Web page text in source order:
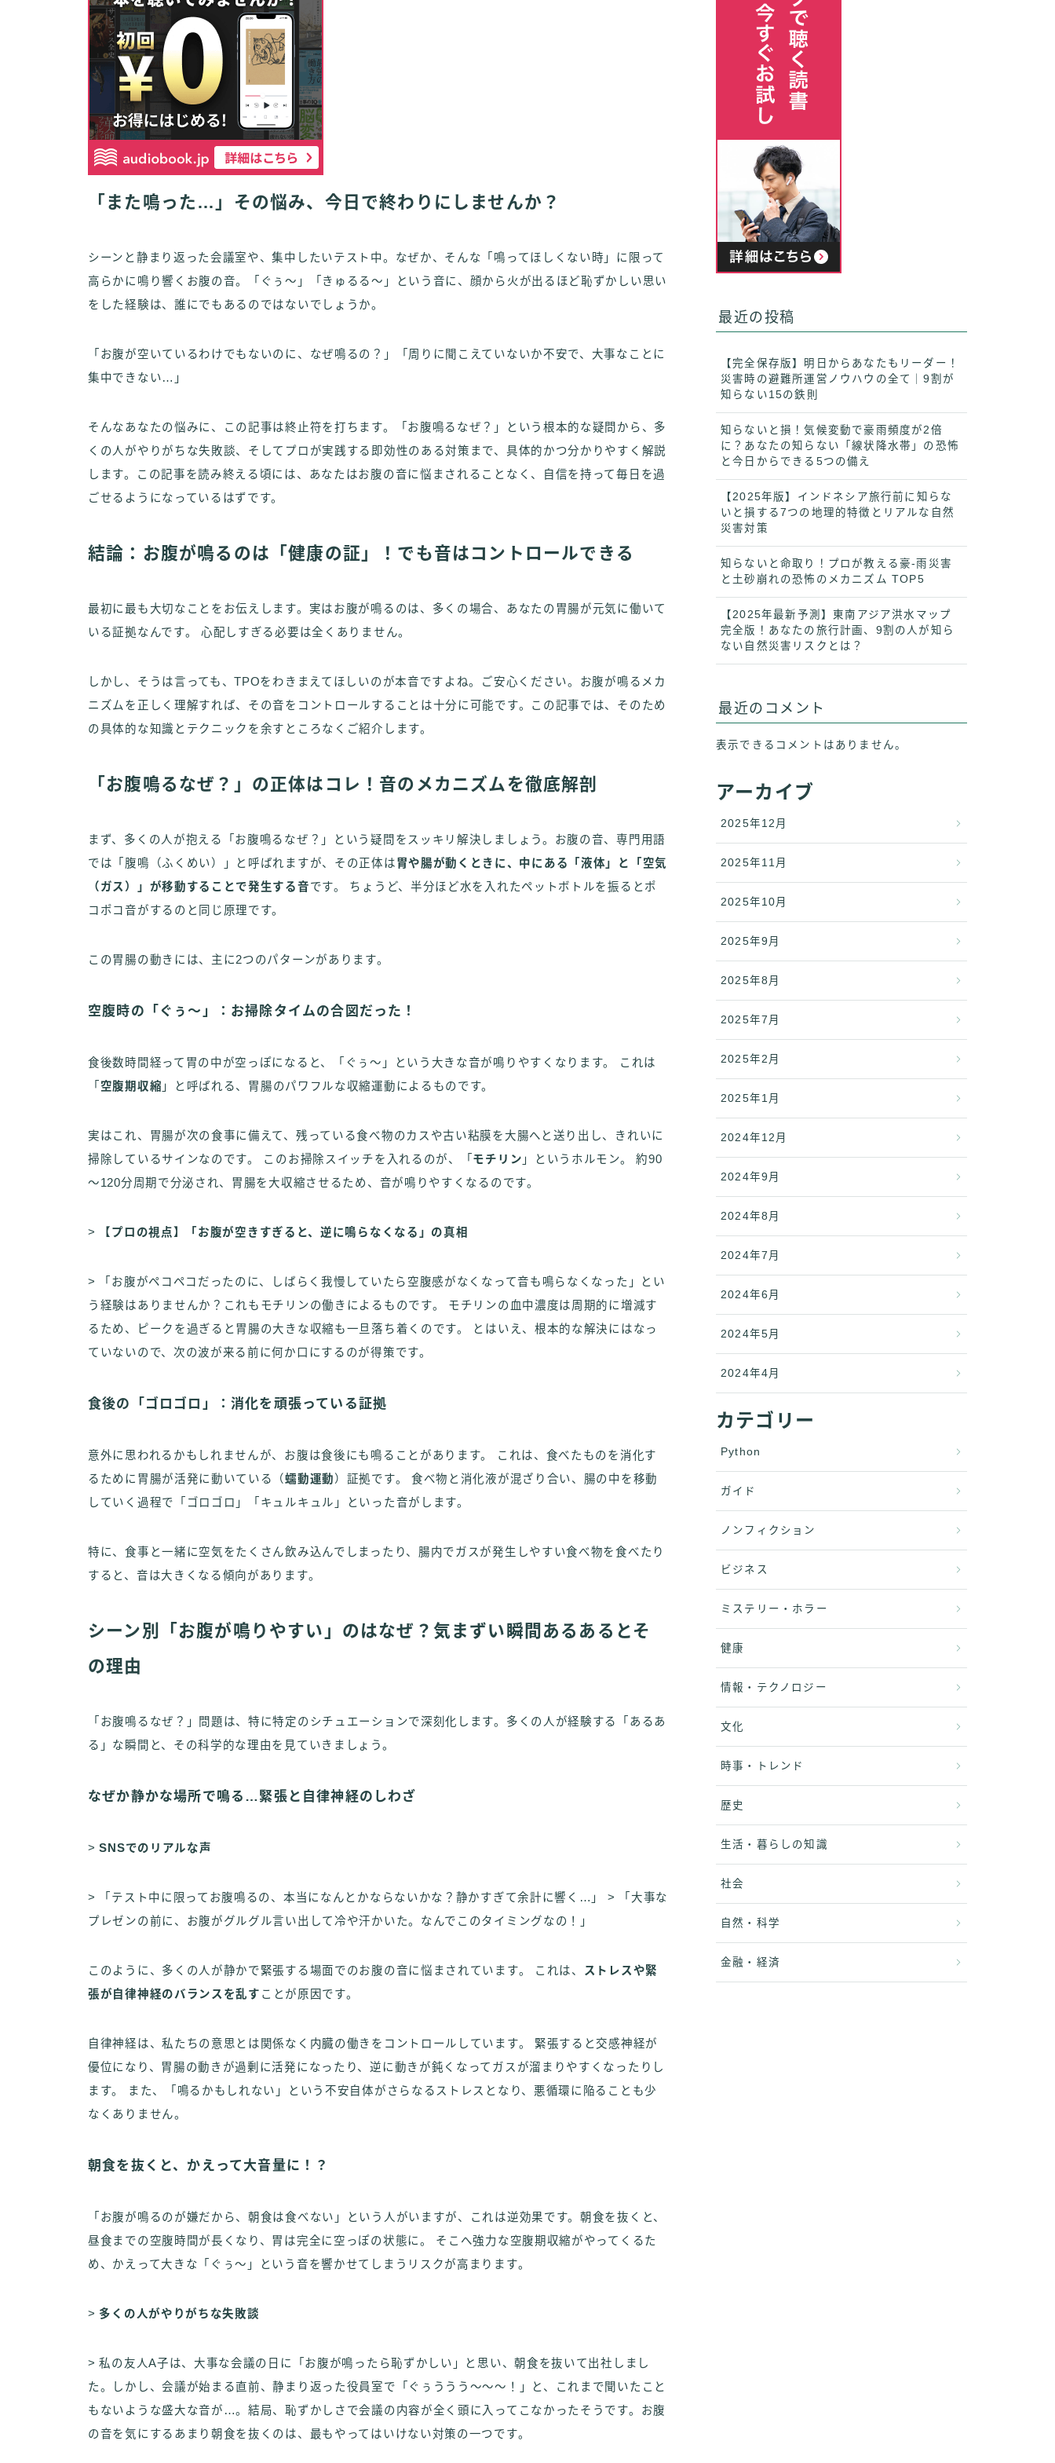
「また鳴った…」その悩み、今日で終わりにしませんか？
シーンと静まり返った会議室や、集中したいテスト中。なぜか、そんな「鳴ってほしくない時」に限って
高らかに鳴り響くお腹の音。「ぐぅ～」「きゅるる～」という音に、顔から火が出るほど恥ずかしい思い
をした経験は、誰にでもあるのではないでしょうか。
「お腹が空いているわけでもないのに、なぜ鳴るの？」「周りに聞こえていないか不安で、大事なことに
集中できない…」
そんなあなたの悩みに、この記事は終止符を打ちます。「お腹鳴るなぜ？」という根本的な疑問から、多
くの人がやりがちな失敗談、そしてプロが実践する即効性のある対策まで、具体的かつ分かりやすく解説
します。この記事を読み終える頃には、あなたはお腹の音に悩まされることなく、自信を持って毎日を過
ごせるようになっているはずです。
結論：お腹が鳴るのは「健康の証」！でも音はコントロールできる
最初に最も大切なことをお伝えします。実はお腹が鳴るのは、多くの場合、あなたの胃腸が元気に働いて
いる証拠なんです。 心配しすぎる必要は全くありません。
しかし、そうは言っても、TPOをわきまえてほしいのが本音ですよね。ご安心ください。お腹が鳴るメカ
ニズムを正しく理解すれば、その音をコントロールすることは十分に可能です。この記事では、そのため
の具体的な知識とテクニックを余すところなくご紹介します。
「お腹鳴るなぜ？」の正体はコレ！音のメカニズムを徹底解剖
まず、多くの人が抱える「お腹鳴るなぜ？」という疑問をスッキリ解決しましょう。お腹の音、専門用語
では「腹鳴（ふくめい）」と呼ばれますが、その正体は胃や腸が動くときに、中にある「液体」と「空気
（ガス）」が移動することで発生する音です。 ちょうど、半分ほど水を入れたペットボトルを振るとポ
コポコ音がするのと同じ原理です。
この胃腸の動きには、主に2つのパターンがあります。
空腹時の「ぐぅ～」：お掃除タイムの合図だった！
食後数時間経って胃の中が空っぽになると、「ぐぅ～」という大きな音が鳴りやすくなります。 これは
「 空腹期収縮 」と呼ばれる、胃腸のパワフルな収縮運動によるものです。
実はこれ、胃腸が次の食事に備えて、残っている食べ物のカスや古い粘膜を大腸へと送り出し、きれいに
掃除しているサインなのです。 このお掃除スイッチを入れるのが、「 モチリン 」というホルモン。 約90
～120分周期で分泌され、胃腸を大収縮させるため、音が鳴りやすくなるのです。
> 【プロの視点】「お腹が空きすぎると、逆に鳴らなくなる」の真相
> 「お腹がペコペコだったのに、しばらく我慢していたら空腹感がなくなって音も鳴らなくなった」とい
う経験はありませんか？これもモチリンの働きによるものです。 モチリンの血中濃度は周期的に増減す
るため、ピークを過ぎると胃腸の大きな収縮も一旦落ち着くのです。 とはいえ、根本的な解決にはなっ
ていないので、次の波が来る前に何か口にするのが得策です。
食後の「ゴロゴロ」：消化を頑張っている証拠
意外に思われるかもしれませんが、お腹は食後にも鳴ることがあります。 これは、食べたものを消化す
るために胃腸が活発に動いている（蠕動運動 ）証拠です。 食べ物と消化液が混ざり合い、腸の中を移動
していく過程で「ゴロゴロ」「キュルキュル」といった音がします。
特に、食事と一緒に空気をたくさん飲み込んでしまったり、腸内でガスが発生しやすい食べ物を食べたり
すると、音は大きくなる傾向があります。
シーン別「お腹が鳴りやすい」のはなぜ？気まずい瞬間あるあるとそ
の理由
「お腹鳴るなぜ？」問題は、特に特定のシチュエーションで深刻化します。多くの人が経験する「あるあ
る」な瞬間と、その科学的な理由を見ていきましょう。
なぜか静かな場所で鳴る…緊張と自律神経のしわざ
>SNSでのリアルな声
> 「テスト中に限ってお腹鳴るの、本当になんとかならないかな？静かすぎて余計に響く…」 > 「大事な
プレゼンの前に、お腹がグルグル言い出して冷や汗かいた。なんでこのタイミングなの！」
このように、多くの人が静かで緊張する場面でのお腹の音に悩まされています。 これは、
ストレスや緊
張が自律神経のバランスを乱す ことが原因です。
自律神経は、私たちの意思とは関係なく内臓の働きをコントロールしています。 緊張すると交感神経が
優位になり、胃腸の動きが過剰に活発になったり、逆に動きが鈍くなってガスが溜まりやすくなったりし
ます。 また、「鳴るかもしれない」という不安自体がさらなるストレスとなり、悪循環に陥ることも少
なくありません。
朝食を抜くと、かえって大音量に！？
「お腹が鳴るのが嫌だから、朝食は食べない」という人がいますが、これは逆効果です。朝食を抜くと、
昼食までの空腹時間が長くなり、胃は完全に空っぽの状態に。 そこへ強力な空腹期収縮がやってくるた
め、かえって大きな「ぐぅ～」という音を響かせてしまうリスクが高まります。
> 多くの人がやりがちな失敗談
> 私の友人A子は、大事な会議の日に「お腹が鳴ったら恥ずかしい」と思い、朝食を抜いて出社しまし
た。しかし、会議が始まる直前、静まり返った役員室で「ぐぅううう～～～！」と、これまで聞いたこと
もないような盛大な音が…。結局、恥ずかしさで会議の内容が全く頭に入ってこなかったそうです。お腹
の音を気にするあまり朝食を抜くのは、最もやってはいけない対策の一つです。
最近の投稿
【完全保存版】明日からあなたもリーダー！
災害時の避難所運営ノウハウの全て｜9割が
知らない15の鉄則
知らないと損！気候変動で豪雨頻度が2倍
に？あなたの知らない「線状降水帯」の恐怖
と今日からできる5つの備え
【2025年版】インドネシア旅行前に知らな
いと損する7つの地理的特徴とリアルな自然
災害対策
知らないと命取り！プロが教える豪-雨災害
と土砂崩れの恐怖のメカニズム TOP5
【2025年最新予測】東南アジア洪水マップ
完全版！あなたの旅行計画、9割の人が知ら
ない自然災害リスクとは？
最近のコメント
表示できるコメントはありません。
アーカイブ
2025年12月
2025年11月
2025年10月
2025年9月
2025年8月
2025年7月
2025年2月
2025年1月
2024年12月
2024年9月
2024年8月
2024年7月
2024年6月
2024年5月
2024年4月
カテゴリー
Python
ガイド
ノンフィクション
ビジネス
ミステリー・ホラー
健康
情報・テクノロジー
文化
時事・トレンド
歴史
生活・暮らしの知識
社会
自然・科学
金融・経済